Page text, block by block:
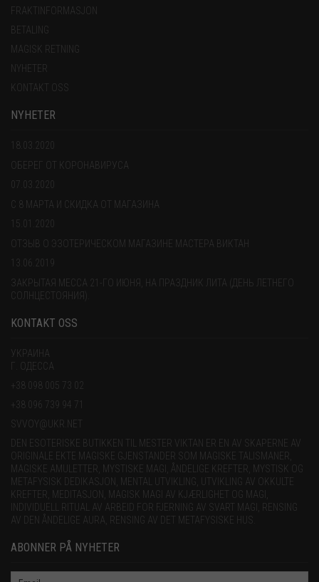
FRAKTINFORMASJON
BETALING
MAGISK RETNING
NYHETER
KONTAKT OSS
NYHETER
18.03.2020
ОБЕРЕГ ОТ КОРОНАВИРУСА
07.03.2020
С 8 МАРТА И СКИДКА ОТ МАГАЗИНА
ОТЗЫВ О ЭЗОТЕРИЧЕСКОМ МАГАЗИНЕ МАСТЕРА ВИКТАН
13.06.2019
ЗАКРЫТАЯ МЕССА 21-ГО ИЮНЯ, НА ПРАЗДНИК ЛИТА (ДЕНЬ ЛЕТНЕГО
СОЛНЦЕСТОЯНИЯ).
KONTAKT OSS
УКРАИНА
Г. ОДЕССА
+38 098 005 73 02
+38 096 739 94 71
SVVOY@UKR.NET
DEN ESOTERISKE BUTIKKEN TIL MESTER VIKTAN ER EN AV SKAPERNE AV
ORIGINALE EKTE MAGISKE GJENSTANDER SOM MAGISKE TALISMANER,
MAGISKE AMULETTER, MYSTISKE MAGI, ÅNDELIGE KREFTER, MYSTISK OG
METAFYSISK DEDIKASJON, MENTAL UTVIKLING, UTVIKLING AV OKKULTE
KREFTER, MEDITASJON, MAGISK MAGI AV KJÆRLIGHET OG MAGI,
INDIVIDUELL RITUAL AV ARBEID FOR FJERNING AV SVART MAGI, RENSING
AV DEN ÅNDELIGE AURA, RENSING AV DET METAFYSISKE HUS.
ABONNER PÅ NYHETER